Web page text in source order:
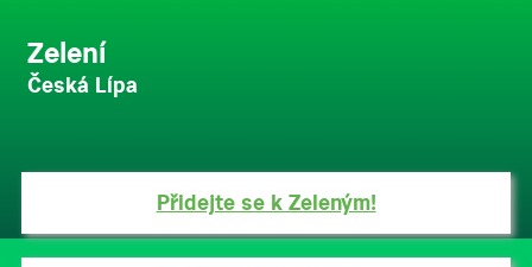
Zelení
Česká Lípa
Přidejte se k Zeleným!